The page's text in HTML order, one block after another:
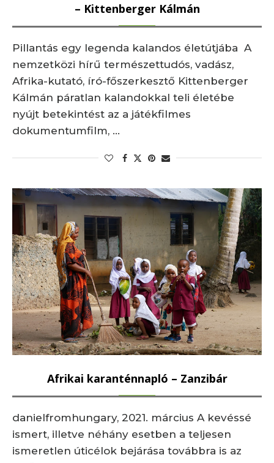
– Kittenberger Kálmán
Pillantás egy legenda kalandos életútjába A
nemzetközi hírű természettudós, vadász,
Afrika-kutató, író-főszerkesztő Kittenberger
Kálmán páratlan kalandokkal teli életébe
nyújt betekintést az a játékfilmes
dokumentumfilm, …
Afrikai karanténnapló – Zanzibár
danielfromhungary, 2021. március A kevéssé
ismert, illetve néhány esetben a teljesen
ismeretlen úticélok bejárása továbbra is az